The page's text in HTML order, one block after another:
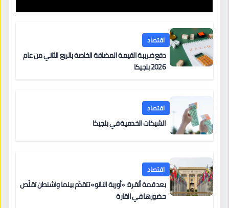
اقتصاد
دفع ضريبة القيمة المضافة الخاصة بالربع الثاني من عام
2026 بلجيكا
اقتصاد
الشيكات الخدمية في بلجيكا
اقتصاد
بعد قمة أنقرة: «أوربة الناتو» تتقدّم بينما واشنطن تقلّص
حضورها في القارة